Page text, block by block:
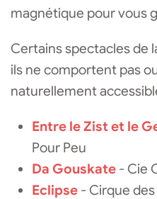
magnétique pour vous
Certains spectacles de
ils ne comportent pas
naturellement
Entre le Zist et le
Pour Peu
Da Gouskate - Cie
Eclipse - Cirque